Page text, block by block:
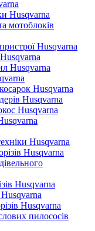
Husqvarna
мотоблоків
Husqvarna
Husqvarna
Husqvarna
Husqvarna
Husqvarna
Husqvarna
Husqvarna
Husqvarna
Husqvarna
пилососів